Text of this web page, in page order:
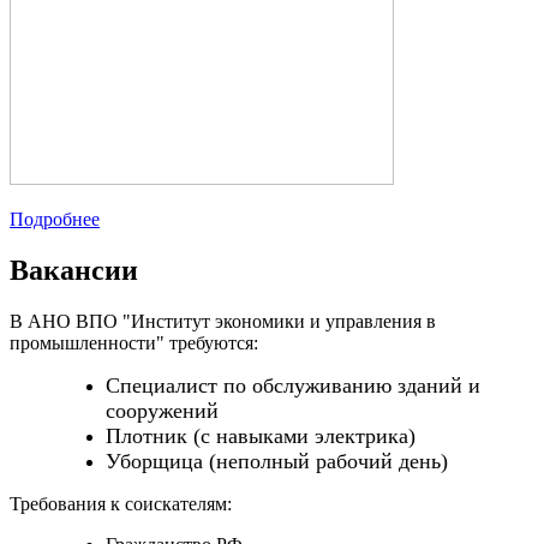
Подробнее
Вакансии
В АНО ВПО "Институт экономики и управления в
промышленности" требуются:
Специалист по обслуживанию зданий и
сооружений
Плотник (с навыками электрика)
Уборщица (неполный рабочий день)
Требования к соискателям: